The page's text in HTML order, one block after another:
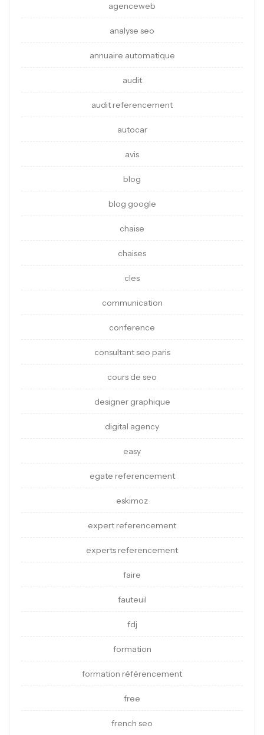
agenceweb
analyse seo
annuaire automatique
audit
audit referencement
autocar
avis
blog
blog google
chaise
chaises
cles
communication
conference
consultant seo paris
cours de seo
designer graphique
digital agency
easy
egate referencement
eskimoz
expert referencement
experts referencement
faire
fauteuil
fdj
formation
formation référencement
free
french seo